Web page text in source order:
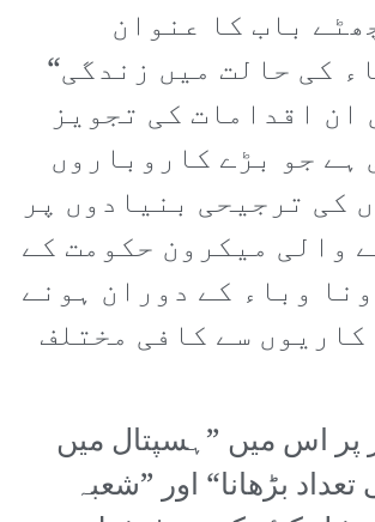
باب کا عنوان
کی حالت میں زندگی“
ان اقدامات کی تجویز
ہے جو بڑے کاروباروں
کی ترجیحی بنیادوں پر
والی میکرون حکومت کے
وباء کے دوران ہونے
سے کافی مختلف
پر اس میں ”ہسپتال میں
بڑھانا“ اور ”شعبہ